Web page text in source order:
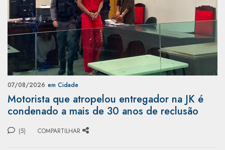
07/08/2026 em Cidade
Motorista que atropelou entregador na JK é
condenado a mais de 30 anos de reclusão
(5) COMPARTILHAR